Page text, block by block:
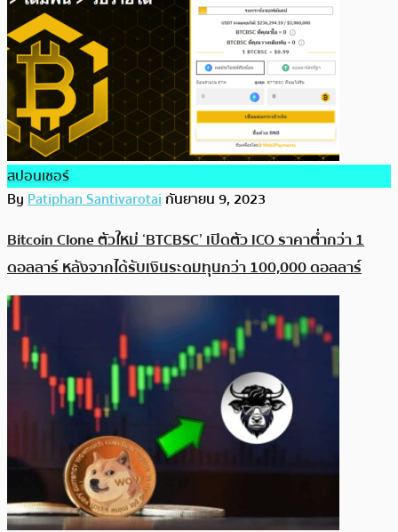
สปอนเซอร์
ByPatiphan Santivarotaiกันยายน 9, 2023
Bitcoin Clone ตัวใหม่ ‘BTCBSC’ เปิดตัว ICO ราคาต่ำกว่า 1
ดอลลาร์ หลังจากได้รับเงินระดมทุนกว่า 100,000 ดอลลาร์